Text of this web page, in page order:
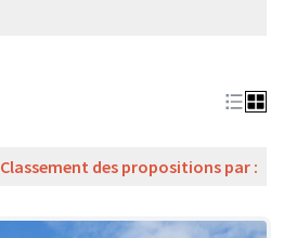
Classement des propositions par :